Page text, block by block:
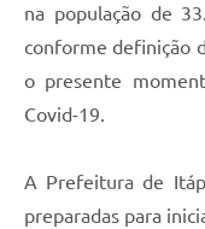
Notícias
Turismo
Galeria de Vídeos
na população de
conforme definição
o presente
Covid-19.
A Prefeitura de
preparadas para